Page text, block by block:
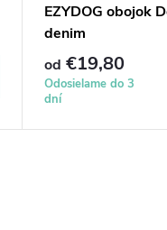
EZYDOG obojok
denim
od €19,80
Odosielame do 3
dní